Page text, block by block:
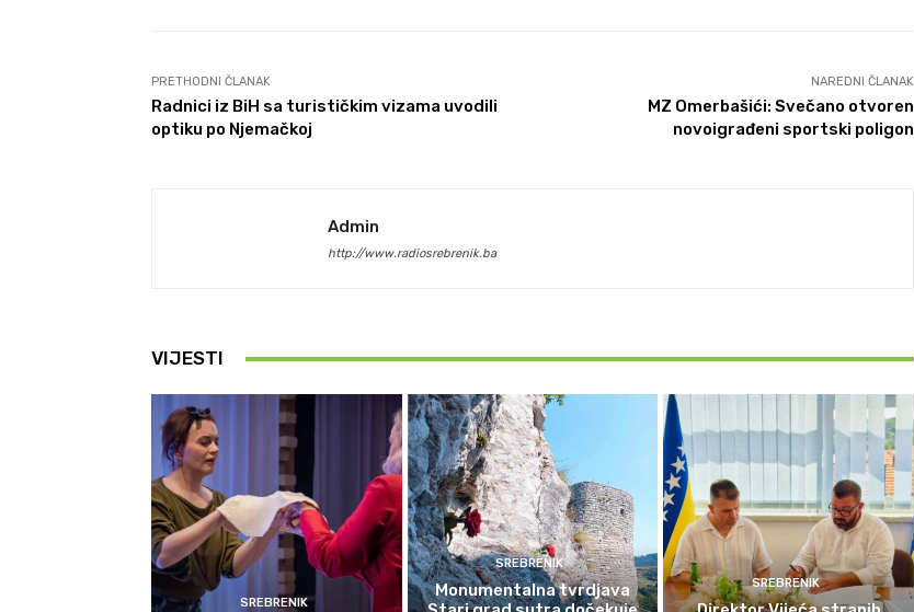
PRETHODNI ČLANAK
Radnici iz BiH sa turističkim vizama uvodili
optiku po Njemačkoj
NAREDNI ČLANAK
MZ Omerbašići: Svečano otvoren
novoigrađeni sportski poligon
Admin
http://www.radiosrebrenik.ba
VIJESTI
SREBRENIK
SREBRENIK
Monumentalna tvrdjava
SREBRENIK